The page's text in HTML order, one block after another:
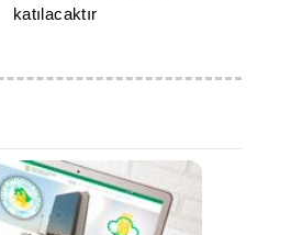
katılacaktır